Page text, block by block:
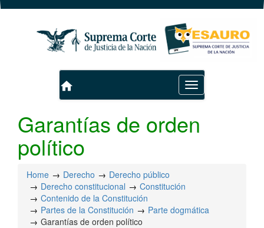
Toggle
navigation
home
Garantías de orden
político
Home Derecho
Derecho público
Derecho constitucional
Constitución
Contenido de la Constitución
Partes de la Constitución
Parte dogmática
Garantías de orden político